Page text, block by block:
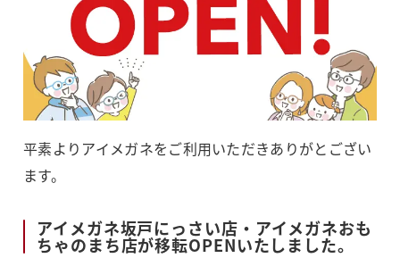
平素よりアイメガネをご利用いただきありがとござい
ます。
アイメガネ坂戸にっさい店・アイメガネおも
ちゃのまち店が移転OPENいたしました。